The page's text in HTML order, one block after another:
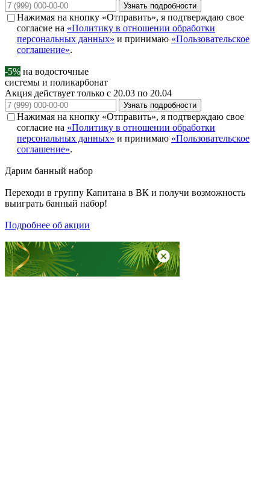
Узнать подробности
Нажимая на кнопку «Отправить», я подтверждаю свое
согласие на «Политику в отношении обработки
персональных данных» и принимаю «Пользовательское
соглашение».
-5% на водосточные
системы и поликарбонат
Акция действует только с 20.03 по 20.04
Узнать подробности
Нажимая на кнопку «Отправить», я подтверждаю свое
согласие на «Политику в отношении обработки
персональных данных» и принимаю «Пользовательское
соглашение».
Дарим банный набор
Переходи в группу Капитана в ВК и получи возможность
выиграть банный набор!
Подробнее об акции